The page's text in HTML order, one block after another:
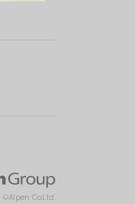
©Alpen Co.Ltd.